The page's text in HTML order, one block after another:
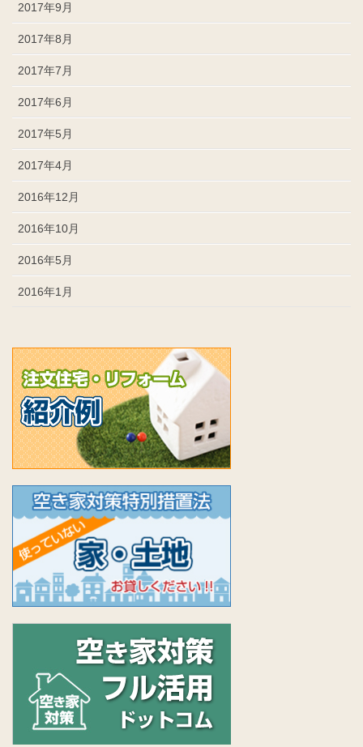
2017年9月
2017年8月
2017年7月
2017年6月
2017年5月
2017年4月
2016年12月
2016年10月
2016年5月
2016年1月